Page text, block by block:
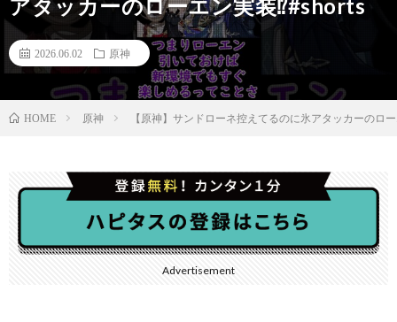
アタッカーのローエン実装⁉#shorts
2026.06.02 原神
HOME 原神 【原神】サンドローネ控えてるのに氷アタッカーのロ
Advertisement